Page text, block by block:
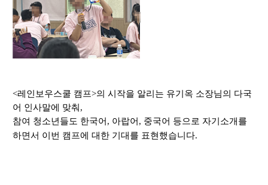
<레인보우스쿨 캠프>의 시작을 알리는 유기옥 소장님의 다국
어 인사말에 맞춰 ,
참여 청소년들도 한국어 , 아랍어 , 중국어 등으로 자기소개를
하면서 이번 캠프에 대한 기대를 표현했습니다.